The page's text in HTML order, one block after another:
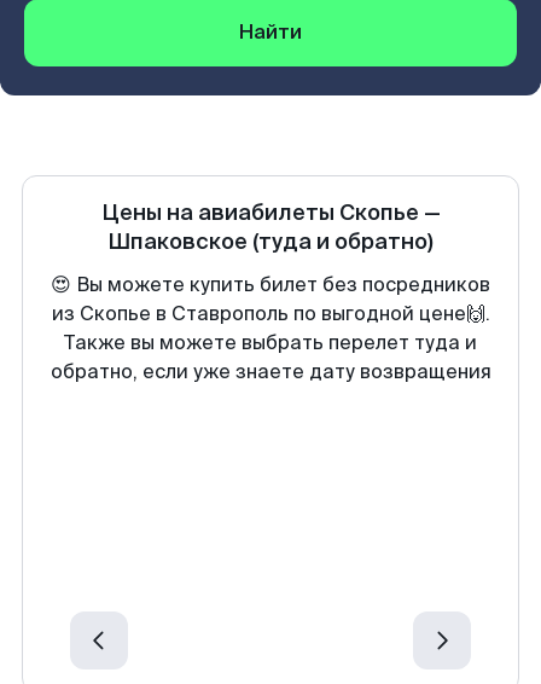
Найти
Цены на авиабилеты Скопье —
Шпаковское (туда и обратно)
😍 Вы можете купить билет без посредников
из Скопье в Ставрополь по выгодной цене🙌.
Также вы можете выбрать перелет туда и
обратно, если уже знаете дату возвращения